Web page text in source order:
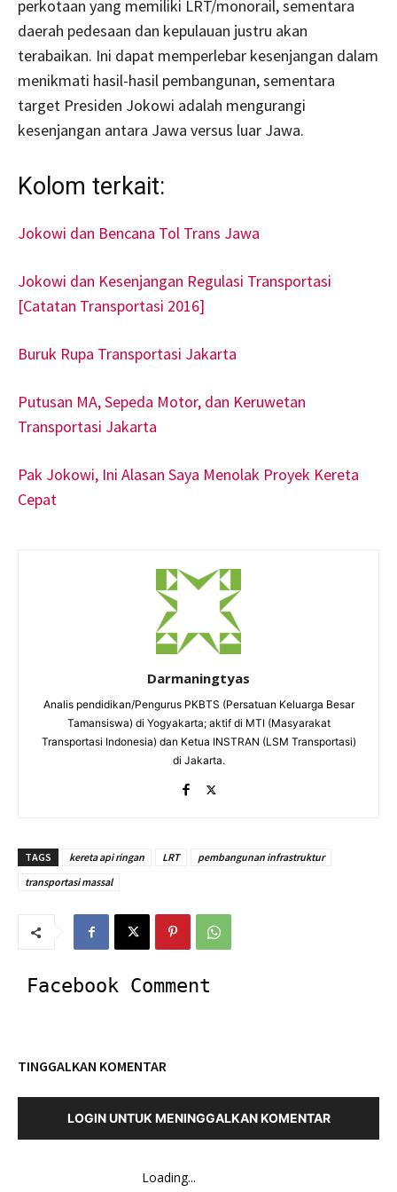
perkotaan yang memiliki LRT/monorail, sementara
daerah pedesaan dan kepulauan justru akan
terabaikan. Ini dapat memperlebar kesenjangan dalam
menikmati hasil-hasil pembangunan, sementara
target Presiden Jokowi adalah mengurangi
kesenjangan antara Jawa versus luar Jawa.
Kolom terkait:
Jokowi dan Bencana Tol Trans Jawa
Jokowi dan Kesenjangan Regulasi Transportasi
[Catatan Transportasi 2016]
Buruk Rupa Transportasi Jakarta
Putusan MA, Sepeda Motor, dan Keruwetan
Transportasi Jakarta
Pak Jokowi, Ini Alasan Saya Menolak Proyek Kereta
Cepat
Darmaningtyas
Analis pendidikan/Pengurus PKBTS (Persatuan Keluarga Besar
Tamansiswa) di Yogyakarta; aktif di MTI (Masyarakat
Transportasi Indonesia) dan Ketua INSTRAN (LSM Transportasi)
di Jakarta.
TAGS kereta api ringan LRT
pembangunan infrastruktur
transportasi massal
Facebook Comment
TINGGALKAN KOMENTAR
LOGIN UNTUK MENINGGALKAN KOMENTAR
Loading...